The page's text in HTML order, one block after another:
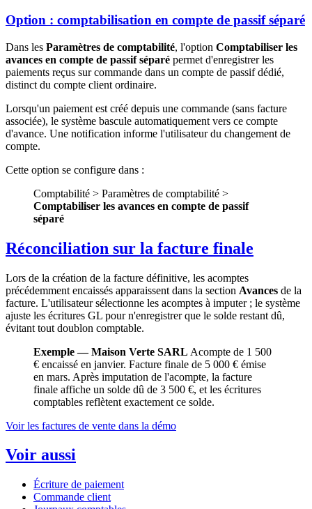
Option : comptabilisation en compte de passif séparé
Dans les Paramètres de comptabilité, l'option Comptabiliser les
avances en compte de passif séparé permet d'enregistrer les
paiements reçus sur commande dans un compte de passif dédié,
distinct du compte client ordinaire.
Lorsqu'un paiement est créé depuis une commande (sans facture
associée), le système bascule automatiquement vers ce compte
d'avance. Une notification informe l'utilisateur du changement de
compte.
Cette option se configure dans :
Comptabilité > Paramètres de comptabilité >
Comptabiliser les avances en compte de passif
séparé
Réconciliation sur la facture finale
Lors de la création de la facture définitive, les acomptes
précédemment encaissés apparaissent dans la section Avances de la
facture. L'utilisateur sélectionne les acomptes à imputer ; le système
ajuste les écritures GL pour n'enregistrer que le solde restant dû,
évitant tout doublon comptable.
Exemple — Maison Verte SARL Acompte de 1 500
€ encaissé en janvier. Facture finale de 5 000 € émise
en mars. Après imputation de l'acompte, la facture
finale affiche un solde dû de 3 500 €, et les écritures
comptables reflètent exactement ce solde.
Voir les factures de vente dans la démo
Voir aussi
Écriture de paiement
Commande client